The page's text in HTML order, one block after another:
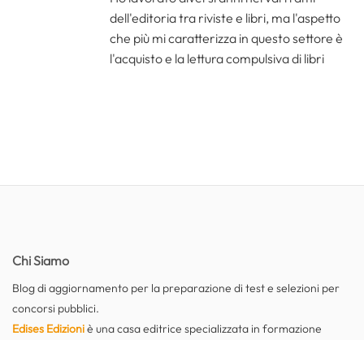
dell'editoria tra riviste e libri, ma l'aspetto
che più mi caratterizza in questo settore è
l'acquisto e la lettura compulsiva di libri
Chi Siamo
Blog di aggiornamento per la preparazione di test e selezioni per
concorsi pubblici.
Edises Edizioniè una casa editrice specializzata in formazione